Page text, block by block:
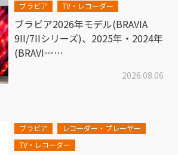
ブラビア TV・レコーダー
ブラビア2026年モデル(BRAVIA
9II/7IIシリーズ)、2025年・2024年
(BRAVI……
2026.08.06
ブラビア
レコーダー・プレーヤー
TV・レコーダー